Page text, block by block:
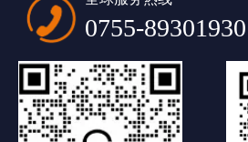
0755-89301930